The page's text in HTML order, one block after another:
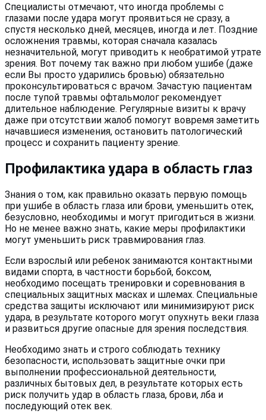
Специалисты отмечают, что иногда проблемы с
глазами после удара могут проявиться не сразу, а
спустя несколько дней, месяцев, иногда и лет. Поздние
осложнения травмы, которая сначала казалась
незначительной, могут приводить к необратимой утрате
зрения. Вот почему так важно при любом ушибе (даже
если Вы просто ударились бровью) обязательно
проконсультироваться с врачом. Зачастую пациентам
после тупой травмы офтальмолог рекомендует
длительное наблюдение. Регулярные визиты к врачу
даже при отсутствии жалоб помогут вовремя заметить
начавшиеся изменения, остановить патологический
процесс и сохранить пациенту зрение.
Профилактика удара в область глаз
Знания о том, как правильно оказать первую помощь
при ушибе в область глаза или брови, уменьшить отек,
безусловно, необходимы и могут пригодиться в жизни.
Но не менее важно знать, какие меры профилактики
могут уменьшить риск травмирования глаз.
Если взрослый или ребенок занимаются контактными
видами спорта, в частности борьбой, боксом,
необходимо посещать тренировки и соревнования в
специальных защитных масках и шлемах. Специальные
средства защиты исключают или минимизируют риск
удара, в результате которого могут опухнуть веки глаза
и развиться другие опасные для зрения последствия.
Необходимо знать и строго соблюдать технику
безопасности, использовать защитные очки при
выполнении профессиональной деятельности,
различных бытовых дел, в результате которых есть
риск получить удар в область глаза, брови, лба и
последующий отек век.